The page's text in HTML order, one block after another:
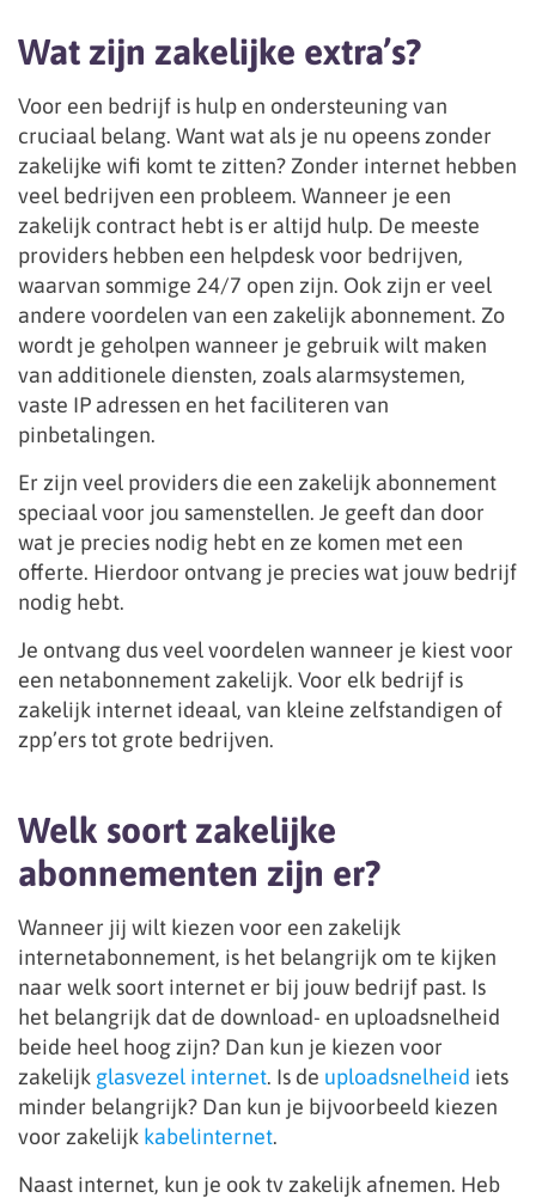
Wat zijn zakelijke extra’s?
Voor een bedrijf is hulp en ondersteuning van
cruciaal belang. Want wat als je nu opeens zonder
zakelijke wifi komt te zitten? Zonder internet hebben
veel bedrijven een probleem. Wanneer je een
zakelijk contract hebt is er altijd hulp. De meeste
providers hebben een helpdesk voor bedrijven,
waarvan sommige 24/7 open zijn. Ook zijn er veel
andere voordelen van een zakelijk abonnement. Zo
wordt je geholpen wanneer je gebruik wilt maken
van additionele diensten, zoals alarmsystemen,
vaste IP adressen en het faciliteren van
pinbetalingen.
Er zijn veel providers die een zakelijk abonnement
speciaal voor jou samenstellen. Je geeft dan door
wat je precies nodig hebt en ze komen met een
offerte. Hierdoor ontvang je precies wat jouw bedrijf
nodig hebt.
Je ontvang dus veel voordelen wanneer je kiest voor
een netabonnement zakelijk. Voor elk bedrijf is
zakelijk internet ideaal, van kleine zelfstandigen of
zpp’ers tot grote bedrijven.
Welk soort zakelijke
abonnementen zijn er?
Wanneer jij wilt kiezen voor een zakelijk
internetabonnement, is het belangrijk om te kijken
naar welk soort internet er bij jouw bedrijf past. Is
het belangrijk dat de download- en uploadsnelheid
beide heel hoog zijn? Dan kun je kiezen voor
zakelijk glasvezel internet. Is de uploadsnelheid iets
minder belangrijk? Dan kun je bijvoorbeeld kiezen
voor zakelijk kabelinternet.
Naast internet, kun je ook tv zakelijk afnemen. Heb